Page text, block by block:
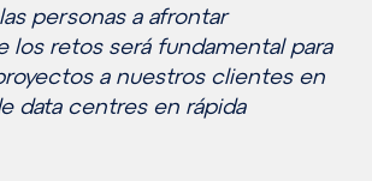
personas a afrontar
los retos será fundamental para
a nuestros clientes en
data centres en rápida